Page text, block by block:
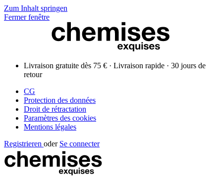
Zum Inhalt springen
Fermer fenêtre
Livraison gratuite dès 75 € · Livraison rapide · 30 jours de
retour
CG
Protection des données
Droit de rétractation
Paramètres des cookies
Mentions légales
Registrieren oder Se connecter